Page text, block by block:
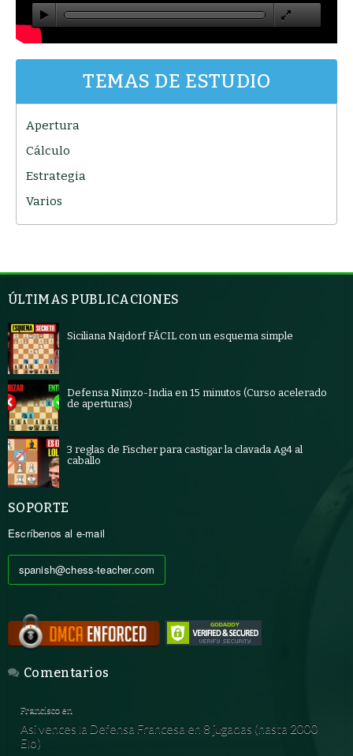
TEMAS DE ESTUDIO
Apertura
Cálculo
Estrategia
Varios
ÚLTIMAS PUBLICACIONES
Siciliana Najdorf FÁCIL con un esquema simple
Defensa Nimzo-India en 15 minutos (Curso acelerado
de aperturas)
3 reglas de Fischer para castigar la clavada Ag4 al
caballo
SOPORTE
Escríbenos al e-mail
spanish@chess-teacher.com
Comentarios
Franciscoen
Así vences la Defensa Francesa en 8 jugadas (hasta 2000
Elo)